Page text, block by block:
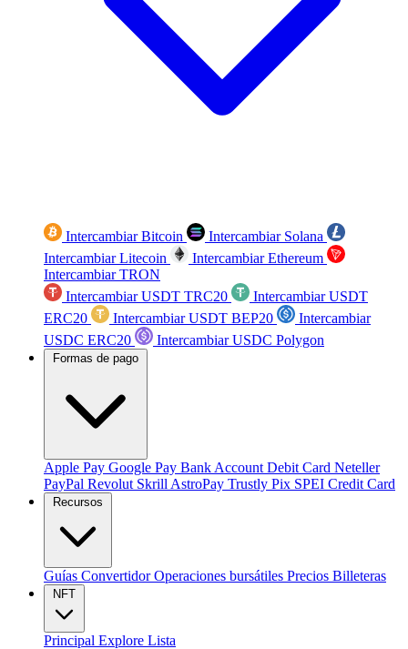
Intercambiar Bitcoin
Intercambiar Solana
Intercambiar Litecoin
Intercambiar Ethereum
Intercambiar TRON
Intercambiar USDT TRC20
Intercambiar USDT
ERC20
Intercambiar USDT BEP20
Intercambiar
USDC ERC20
Intercambiar USDC Polygon
Formas de pago
Apple Pay Google Pay Bank Account Debit Card Neteller
PayPal Revolut Skrill AstroPay Trustly Pix SPEI Credit Card
Recursos
Guías ConvertidorOperaciones bursátiles Precios Billeteras
NFT
Principal Explore Lista